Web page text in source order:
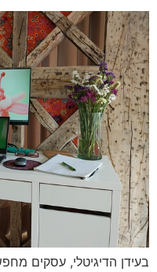
בעידן הדיגיטלי, עסקים